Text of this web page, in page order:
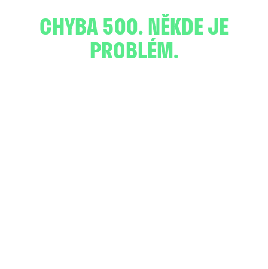
CHYBA 500. NĚKDE JE
PROBLÉM.